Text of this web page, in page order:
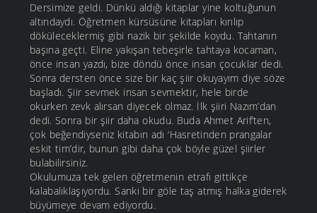
Dersimize geldi. Dünkü aldığı kitaplar yine koltuğunun
altındaydı. Öğretmen kürsüsüne kitapları kırılıp
döküleceklermiş gibi nazik bir şekilde koydu. Tahtanın
başına geçti. Eline yakışan tebeşirle tahtaya kocaman,
önce insan yazdı, bize döndü önce insan çocuklar dedi.
Sonra dersten önce size bir kaç şiir okuyayım diye söze
başladı. Şiir sevmek insan sevmektir, hele birde
okurken zevk alırsan diyecek olmaz. İlk şiiri Nazım’dan
dedi. Sonra bir şiir daha okudu. Buda Ahmet Arif’ten,
çok beğendiyseniz kitabın adı ‘Hasretinden prangalar
eskit tim’dir, bunun gibi daha çok böyle güzel şiirler
bulabilirsiniz.
Okulumuza tek gelen öğretmenin etrafı gittikçe
kalabalıklaşıyordu. Sanki bir göle taş atmış halka giderek
büyümeye devam ediyordu.